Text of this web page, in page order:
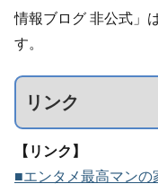
情報ブログ 非公式」
す。
リンク
【リンク】
■エンタメ最高マンの